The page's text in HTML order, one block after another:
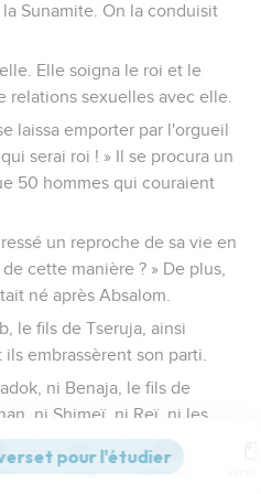
Sunamite. On la conduisit
Elle soigna le roi et le
relations sexuelles avec elle.
laissa emporter par l'orgueil
serai roi ! » Il se procura un
50 hommes qui couraient
un reproche de sa vie en
cette manière ? » De plus,
né après Absalom.
le fils de Tseruja, ainsi
embrassèrent son parti.
ni Benaja, le fils de
ni Shimeï, ni Reï, ni les
se rallièrent à lui.
Commentaires Strong